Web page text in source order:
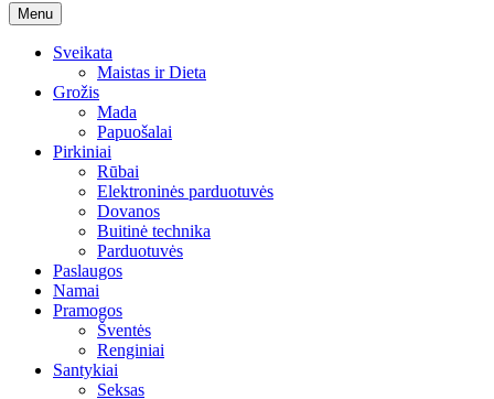
Menu Skip
to
content
Sveikata
Maistas ir Dieta
Grožis
Mada
Papuošalai
Pirkiniai
Rūbai
Elektroninės parduotuvės
Dovanos
Buitinė technika
Parduotuvės
Paslaugos
Namai
Pramogos
Šventės
Renginiai
Santykiai
Seksas